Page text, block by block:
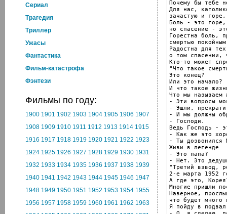
Cериал
Трагедия
Триллер
Ужасы
Фантастика
Фильм-катастрофа
Фэнтези
Фильмы по году:
1900 1901 1902 1903 1904 1905 1906 1907
1908 1909 1910 1911 1912 1913 1914 1915
1916 1917 1918 1919 1920 1921 1922 1923
1924 1925 1926 1927 1928 1929 1930 1931
1932 1933 1934 1935 1936 1937 1938 1939
1940 1941 1942 1943 1944 1945 1946 1947
1948 1949 1950 1951 1952 1953 1954 1955
1956 1957 1958 1959 1960 1961 1962 1963
Почему бы тебе
Для нас,
зачастую и
Боль - это горе,
но спасение -
Горестна боль,
смертью
Радостна для
о том спасении,
Кто-то может
"Что такое
Это конец?
Или это начало?
И что такое
Что мы называем
- Эти вопросы
- Эшли,
- И мы должны
- Господи.
Ведь Господь -
- Как же это
- Ты дозвонился
Живи в легенде
- Это папа?
- Нет. Это
"Третий взвод,
2-е марта 1952
А где это,
Многие пришли
Наверное,
что будет много
Я пойду в